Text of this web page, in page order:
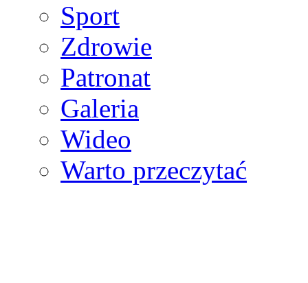
Sport
Zdrowie
Patronat
Galeria
Wideo
Warto przeczytać